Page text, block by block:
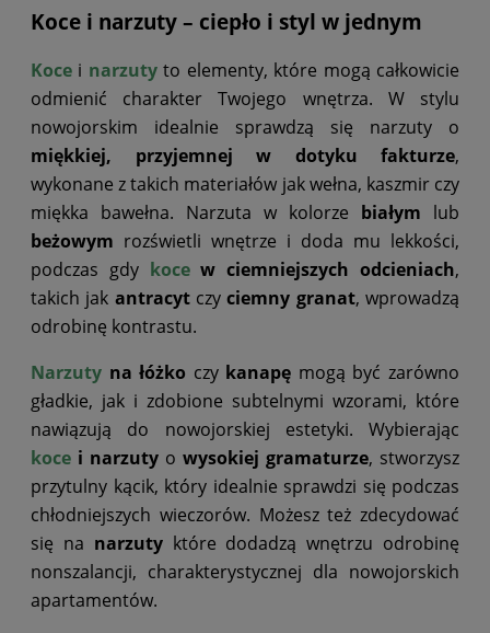
Koce i narzuty – ciepło i styl w jednym
Koce i narzuty to elementy, które mogą całkowicie
odmienić charakter Twojego wnętrza. W stylu
nowojorskim idealnie sprawdzą się narzuty o
miękkiej, przyjemnej w dotyku fakturze,
wykonane z takich materiałów jak wełna, kaszmir czy
miękka bawełna. Narzuta w kolorze białym lub
beżowym rozświetli wnętrze i doda mu lekkości,
podczas gdy kocew ciemniejszych odcieniach,
takich jak antracytczyciemny granat, wprowadzą
odrobinę kontrastu.
Narzuty na łóżko czy kanapę mogą być zarówno
gładkie, jak i zdobione subtelnymi wzorami, które
nawiązują do nowojorskiej estetyki. Wybierając
koce i narzuty o wysokiej gramaturze, stworzysz
przytulny kącik, który idealnie sprawdzi się podczas
chłodniejszych wieczorów. Możesz też zdecydować
się na narzutyktóre dodadzą wnętrzu odrobinę
nonszalancji, charakterystycznej dla nowojorskich
apartamentów.